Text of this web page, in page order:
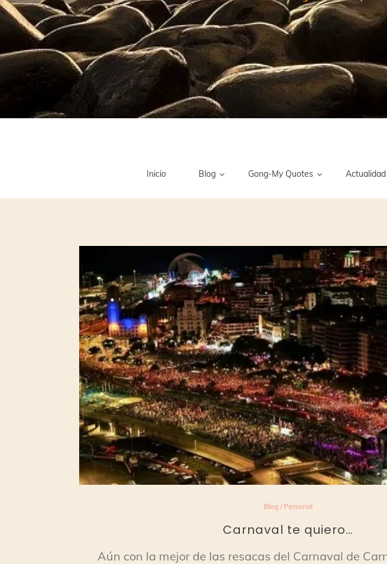
Inicio Blog Gong-My Quotes Actualidad
Blog / Personal
Carnaval te quiero…
Aún con la mejor de las resacas del Carnaval de